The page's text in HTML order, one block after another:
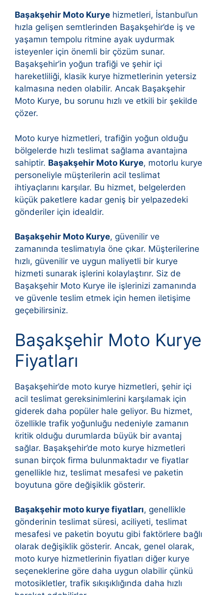
Başakşehir Moto Kurye hizmetleri, İstanbul’un
hızla gelişen semtlerinden Başakşehir’de iş ve
yaşamın tempolu ritmine ayak uydurmak
isteyenler için önemli bir çözüm sunar.
Başakşehir’in yoğun trafiği ve şehir içi
hareketliliği, klasik kurye hizmetlerinin yetersiz
kalmasına neden olabilir. Ancak Başakşehir
Moto Kurye, bu sorunu hızlı ve etkili bir şekilde
çözer.
Moto kurye hizmetleri, trafiğin yoğun olduğu
bölgelerde hızlı teslimat sağlama avantajına
sahiptir. Başakşehir Moto Kurye, motorlu kurye
personeliyle müşterilerin acil teslimat
ihtiyaçlarını karşılar. Bu hizmet, belgelerden
küçük paketlere kadar geniş bir yelpazedeki
gönderiler için idealdir.
Başakşehir Moto Kurye, güvenilir ve
zamanında teslimatıyla öne çıkar. Müşterilerine
hızlı, güvenilir ve uygun maliyetli bir kurye
hizmeti sunarak işlerini kolaylaştırır. Siz de
Başakşehir Moto Kurye ile işlerinizi zamanında
ve güvenle teslim etmek için hemen iletişime
geçebilirsiniz.
Başakşehir Moto Kurye
Fiyatları
Başakşehir’de moto kurye hizmetleri, şehir içi
acil teslimat gereksinimlerini karşılamak için
giderek daha popüler hale geliyor. Bu hizmet,
özellikle trafik yoğunluğu nedeniyle zamanın
kritik olduğu durumlarda büyük bir avantaj
sağlar. Başakşehir’de moto kurye hizmetleri
sunan birçok firma bulunmaktadır ve fiyatlar
genellikle hız, teslimat mesafesi ve paketin
boyutuna göre değişiklik gösterir.
Başakşehir moto kurye fiyatları, genellikle
gönderinin teslimat süresi, aciliyeti, teslimat
mesafesi ve paketin boyutu gibi faktörlere bağlı
olarak değişiklik gösterir. Ancak, genel olarak,
moto kurye hizmetlerinin fiyatları diğer kurye
seçeneklerine göre daha uygun olabilir çünkü
motosikletler, trafik sıkışıklığında daha hızlı